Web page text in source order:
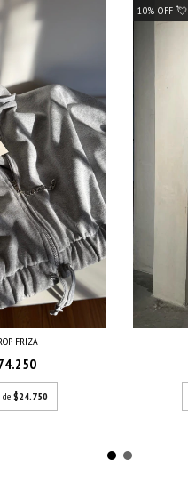
FRIZA
$24.750
10% OFF 💘